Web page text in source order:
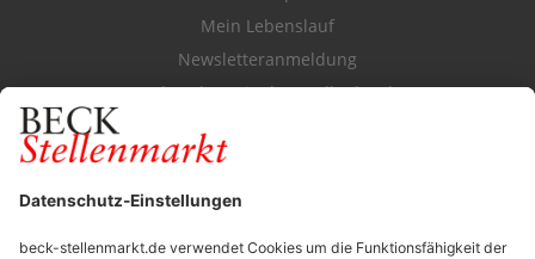
Mein Lebenslauf
Newsletteranmeldung
Durchsuchen Sie den Stellenkatalog
FÜR ARBEITGEBER
Stellenmarktpreise
Anzeigen-AGB